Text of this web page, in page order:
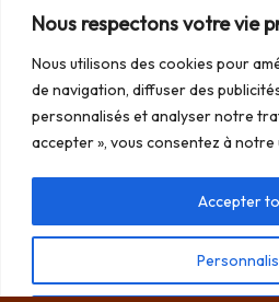
Nous respectons votre vie
Nous utilisons des cookies pour
de navigation, diffuser des
personnalisés et analyser notre
accepter », vous consentez à
Accepter
destruction nid de frelons
dératisation Cenondératiseur à
dératisation Parempuyre